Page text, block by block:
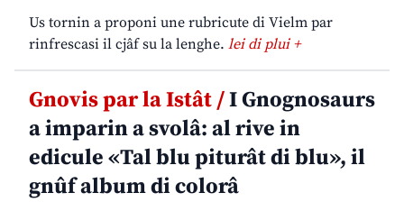
Us tornin a proponi une rubricute di Vielm par
rinfrescasi il cjâf su la lenghe. lei di plui +
Gnovis par la Istât /I Gnognosaurs
a imparin a svolâ: al rive in
edicule «Tal blu piturât di blu», il
gnûf album di colorâ